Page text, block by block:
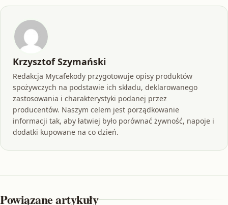
Krzysztof Szymański
Redakcja Mycafekody przygotowuje opisy produktów
spożywczych na podstawie ich składu, deklarowanego
zastosowania i charakterystyki podanej przez
producentów. Naszym celem jest porządkowanie
informacji tak, aby łatwiej było porównać żywność, napoje i
dodatki kupowane na co dzień.
Powiązane artykuły